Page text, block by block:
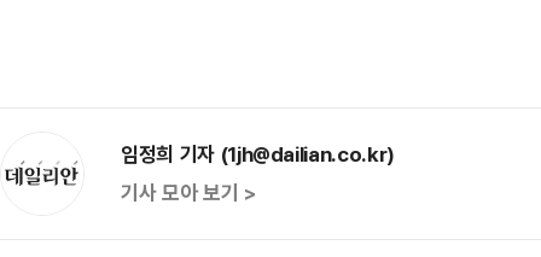
임정희 기자 (1jh@dailian.co.kr)
기사 모아 보기 >